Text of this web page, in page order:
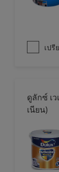
เปรี
ดูลักซ์ เ
เนียน)